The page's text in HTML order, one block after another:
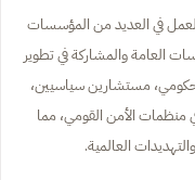
في العديد من المؤسسات
العامة والمشاركة في تطوير
مستشارين سياسيين،
منظمات الأمن القومي، مما
العالمية.